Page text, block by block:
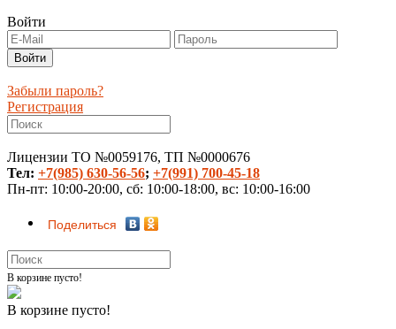
Войти
Забыли пароль?
Регистрация
Лицензии ТО №0059176, ТП №0000676
Тел: +7(985) 630-56-56; +7(991) 700-45-18
Пн-пт: 10:00-20:00, сб: 10:00-18:00, вс: 10:00-16:00
Поделиться
В корзине пусто!
В корзине пусто!